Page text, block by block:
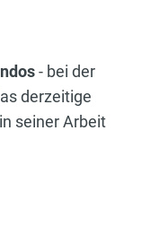
- bei der
derzeitige
seiner Arbeit